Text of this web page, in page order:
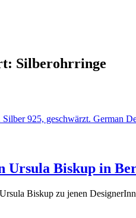
Silberohrringe
Ursula Biskup in
Biskup zu jenen